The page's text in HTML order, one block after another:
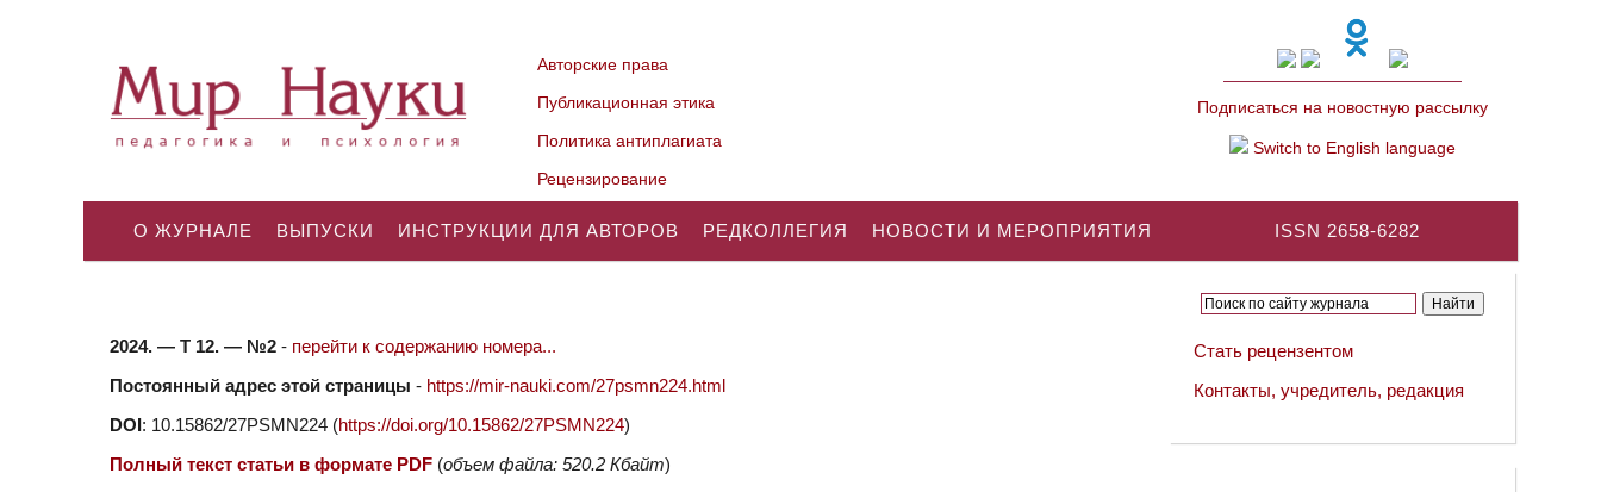
Авторские права
Публикационная этика
Политика антиплагиата
Рецензирование
Подписаться на новостную рассылку
Switch to English language
ISSN 2658-6282
О ЖУРНАЛЕ ВЫПУСКИ ИНСТРУКЦИИ ДЛЯ АВТОРОВ РЕДКОЛЛЕГИЯ НОВОСТИ И МЕРОПРИЯТИЯ
2024. — Т 12. — №2 - перейти к содержанию номера...
Постоянный адрес этой страницы - https://mir-nauki.com/27psmn224.html
DOI: 10.15862/27PSMN224 (https://doi.org/10.15862/27PSMN224)
Полный текст статьи в формате PDF (объем файла: 520.2 Кбайт)
Стать рецензентом
Контакты, учредитель, редакция